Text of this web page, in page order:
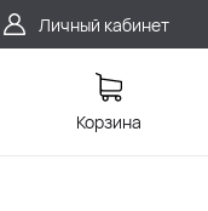
Личный кабинет
Корзина